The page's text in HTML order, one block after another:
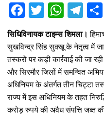
F
a
ce
b
o
o
k
T
tt
er
W
h
at
s
A
p
p
T
el
e
gr
a
m
सिधिविनायक टाइम्स शिमला।
सुखविन्द्र सिंह सुक्खू के नेतृत्व में
तस्करों पर कड़ी कार्रवाई की जा
और सिरमौर जिलों में समन्वित
अधिनियम के अंतर्गत तीन चिट्टा
राज्य में इस अधिनियम के तहत
करोड़ रुपये की अवैध संपत्ति जब्त